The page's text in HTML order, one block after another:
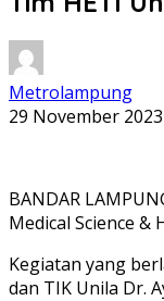
Metrolampung
29 November 2023
BANDAR
Medical Science &
Kegiatan yang
dan TIK Unila Dr.